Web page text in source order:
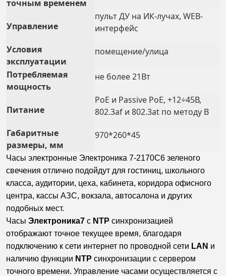
точным временем
Управление
пульт ДУ на ИК-лучах, WEB-
интерфейс
Условия
эксплуатации
помещение/улица
Потребляемая
мощность
не более 21Вт
Питание
PoE и Passive PoE, +12÷45В,
802.3af и 802.3at по методу B
Габаритные
размеры, мм
970*260*45
Часы электронные Электроника 7-2170С6 зеленого
свечения отлично подойдут для гостиниц, школьного
класса, аудитории, цеха, кабинета, коридора офисного
центра, кассы АЗС, вокзала, автосалона и других
подобных мест.
Часы Электроника7 с NTP синхронизацией
отображают точное текущее время, благодаря
подключению к сети интернет по проводной сети LAN и
наличию функции NTP синхронизации с сервером
точного времени. Управление часами осуществляется с